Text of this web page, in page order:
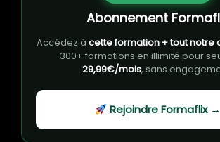
Abonnement
Accédez à cette formation + tout notre
300+ formations en illimité pour
29,99€/mois, sans
Rejoindre Formaflix →